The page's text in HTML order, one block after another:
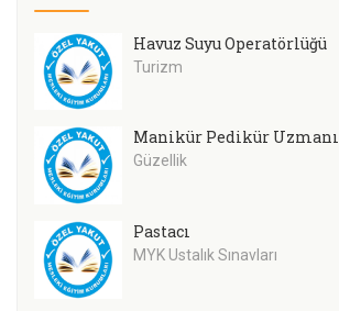
Havuz Suyu Operatörlüğü
Turizm
Manikür Pedikür Uzmanı
Güzellik
Pastacı
MYK Ustalık Sınavları